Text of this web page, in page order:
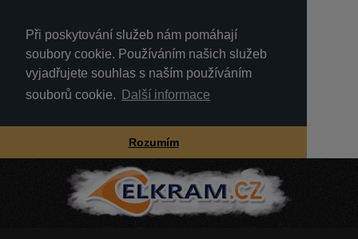
Při poskytování služeb nám pomáhají
soubory cookie. Používáním našich služeb
vyjadřujete souhlas s naším používáním
souborů cookie.
Další informace
Rozumím